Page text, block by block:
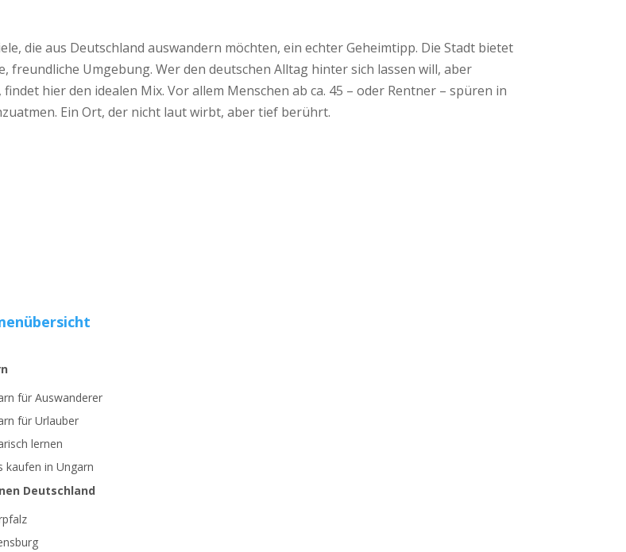
die aus Deutschland auswandern möchten, ein echter Geheimtipp. Die Stadt bietet
Umgebung. Wer den deutschen Alltag hinter sich lassen will, aber
hier den idealen Mix. Vor allem Menschen ab ca. 45 – oder Rentner – spüren in
Ein Ort, der nicht laut wirbt, aber tief berührt.
für Auswanderer
für Urlauber
lernen
kaufen in Ungarn
Deutschland